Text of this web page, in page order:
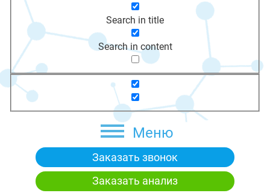
Search in title
Search in content
Меню
Заказать звонок
Заказать анализ